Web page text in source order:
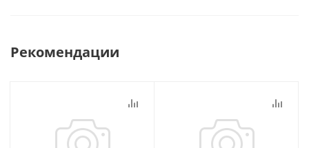
Рекомендации